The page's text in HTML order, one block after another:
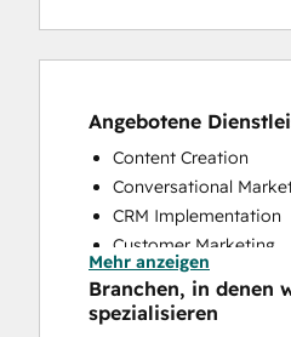
Angebotene
Content Creation
Conversational
CRM Implementation
Customer Marketing
Customer Survey and
Email Marketing
Mehr anzeigen
Branchen, in denen
spezialisieren